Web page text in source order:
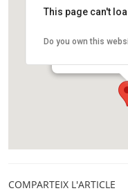
Agrupació
Prat de la Riba, s/n
This page can't
Do you own this
COMPARTEIX L'ARTICLE